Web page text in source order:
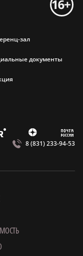
зал
документы
Z m
8 (831) 233-94-53